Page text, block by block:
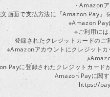
・Amazon
画面で支払方法に「Amazon Pay」
※Amazon Pay
※ご利用に
登録されたクレジットカードのご
※Amazonアカウントにクレジットカ
Payに登録されたクレジットカード
Amazon Payに関す
https://